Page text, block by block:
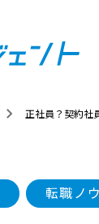
正社員？契約社
転職ノ